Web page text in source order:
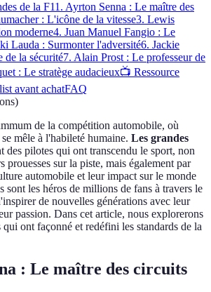
de la F11. Ayrton Senna : Le maître des
: L'icône de la vitesse3. Lewis
moderne4. Juan Manuel Fangio : Le
Lauda : Surmonter l'adversité6. Jackie
de la sécurité7. Alain Prost : Le professeur de
: Le stratège audacieux📺 Ressource
avant achatFAQ
)
de la compétition automobile, où
mêle à l'habileté humaine. Les grandes
des pilotes qui ont transcendu le sport, non
prouesses sur la piste, mais également par
automobile et leur impact sur le monde
sont les héros de millions de fans à travers le
de nouvelles générations avec leur
passion. Dans cet article, nous explorerons
qui ont façonné et redéfini les standards de la
: Le maître des circuits